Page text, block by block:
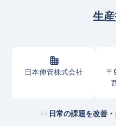
生
日本伸管株式会社
〒
日常の課題を改善